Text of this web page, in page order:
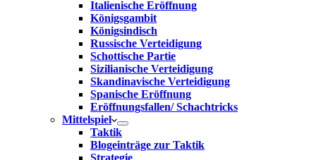
Italienische Eröffnung
Königsgambit
Königsindisch
Russische Verteidigung
Schottische Partie
Sizilianische Verteidigung
Skandinavische Verteidigung
Spanische Eröffnung
Eröffnungsfallen/ Schachtricks
Mittelspiel
Taktik
Blogeinträge zur Taktik
Strategie